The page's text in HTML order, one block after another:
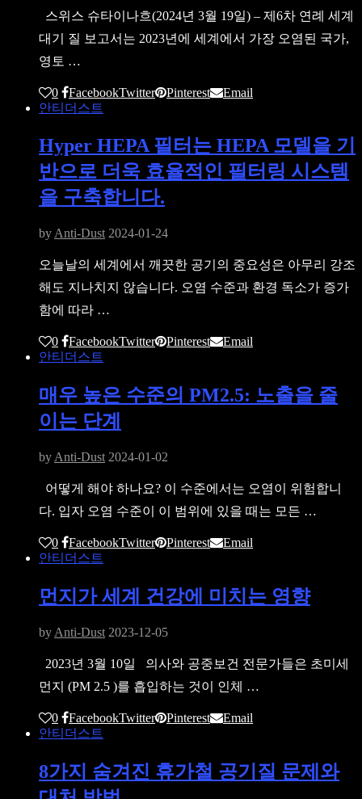
스위스 슈타이나흐(2024년 3월 19일) – 제6차 연례 세계
대기 질 보고서는 2023년에 세계에서 가장 오염된 국가,
영토 …
0 FacebookTwitter Pinterest
Email
안티더스트
Hyper HEPA 필터는 HEPA 모델을 기
반으로 더욱 효율적인 필터링 시스템
을 구축합니다.
by Anti-Dust 2024-01-24
오늘날의 세계에서 깨끗한 공기의 중요성은 아무리 강조
해도 지나치지 않습니다. 오염 수준과 환경 독소가 증가
함에 따라 …
0 FacebookTwitter Pinterest
Email
안티더스트
매우 높은 수준의 PM2.5: 노출을 줄
이는 단계
by Anti-Dust 2024-01-02
어떻게 해야 하나요? 이 수준에서는 오염이 위험합니
다. 입자 오염 수준이 이 범위에 있을 때는 모든 …
0 FacebookTwitter Pinterest
Email
안티더스트
먼지가 세계 건강에 미치는 영향
by Anti-Dust 2023-12-05
2023년 3월 10일 의사와 공중보건 전문가들은 초미세
먼지 (PM 2.5 )를 흡입하는 것이 인체 …
0 FacebookTwitter Pinterest
Email
안티더스트
8가지 숨겨진 휴가철 공기질 문제와